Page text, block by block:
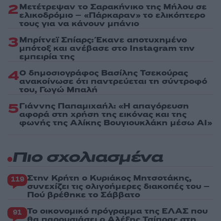
2Μετέτρεψαν το Σαρακήνικο της Μήλου σε
ελικοδρόμιο – «Πάρκαραν» το ελικόπτερο
τους για να κάνουν μπάνιο
3Μπρίτνεϊ Σπίαρς: Έκανε αποτυχημένο
μπότοξ και ανέβασε στο Instagram την
εμπειρία της
4Ο δημοσιογράφος Βασίλης Τσεκούρας
ανακοίνωσε ότι παντρεύεται τη σύντροφό
του, Γωγώ Μπαλή
5Γιάννης Παπαμιχαήλ: «Η απαγόρευση
αφορά στη χρήση της εικόνας και της
φωνής της Αλίκης Βουγιουκλάκη μέσω AI»
Πιο σχολιασμένα
119 Στην Κρήτη ο Κυριάκος Μητσοτάκης,
συνεχίζει τις ολιγοήμερες διακοπές του –
Πού βρέθηκε το Σάββατο
91 Το οικονομικό πρόγραμμα της ΕΛΑΣ που